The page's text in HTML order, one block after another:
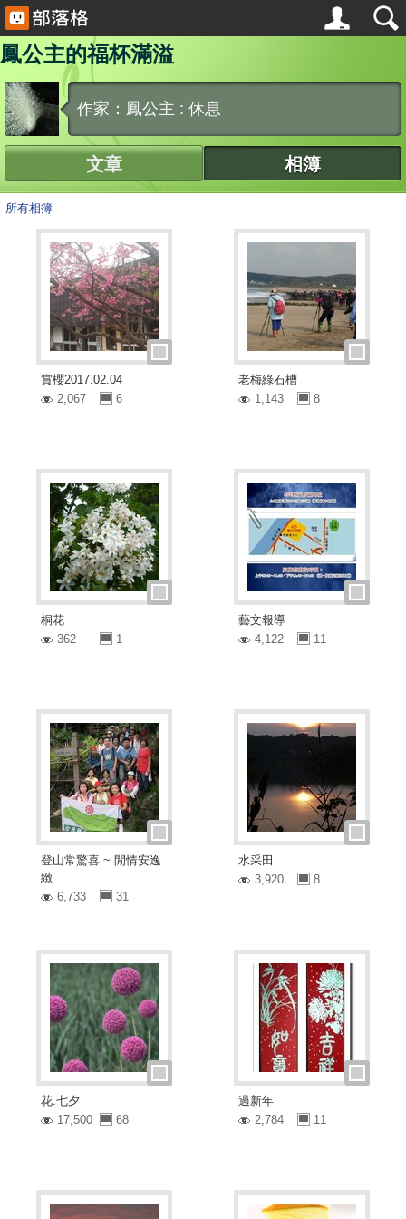
鳳公主的福杯滿溢
作家：鳳公主 : 休息
文章 相簿
所有相簿
賞櫻2017.02.04
2,067
6
老梅綠石槽
1,143
8
桐花
362
1
藝文報導
4,122
11
登山常驚喜 ~ 閒情安逸
緻
6,733
31
水采田
3,920
8
花.七夕
17,500
68
過新年
2,784
11